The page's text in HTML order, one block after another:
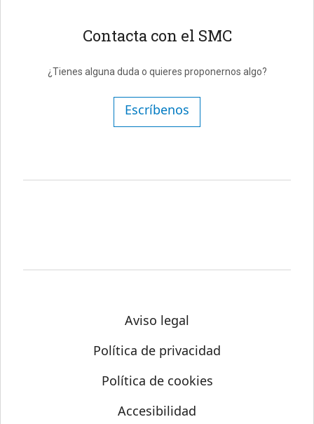
Contacta con el SMC
¿Tienes alguna duda o quieres proponernos algo?
Escríbenos
Aviso legal
Política de privacidad
Política de cookies
Accesibilidad